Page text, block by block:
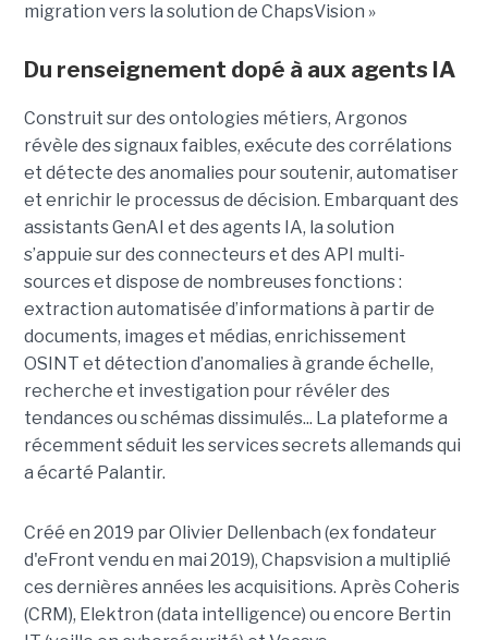
migration vers la solution de ChapsVision »
Du renseignement dopé à aux agents IA
Construit sur des ontologies métiers, Argonos
révèle des signaux faibles, exécute des corrélations
et détecte des anomalies pour soutenir, automatiser
et enrichir le processus de décision. Embarquant des
assistants GenAI et des agents IA, la solution
s’appuie sur des connecteurs et des API multi-
sources et dispose de nombreuses fonctions :
extraction automatisée d’informations à partir de
documents, images et médias, enrichissement
OSINT et détection d’anomalies à grande échelle,
recherche et investigation pour révéler des
tendances ou schémas dissimulés... La plateforme a
récemment séduit les services secrets allemands qui
a écarté Palantir.
Créé en 2019 par Olivier Dellenbach (ex fondateur
d'eFront vendu en mai 2019), Chapsvision a multiplié
ces dernières années les acquisitions. Après Coheris
(CRM), Elektron (data intelligence) ou encore Bertin